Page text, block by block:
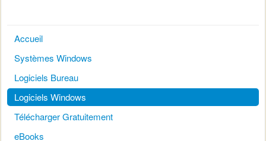
Accueil
Systèmes Windows
Logiciels Bureau
Logiciels Windows
Télécharger Gratuitement
eBooks